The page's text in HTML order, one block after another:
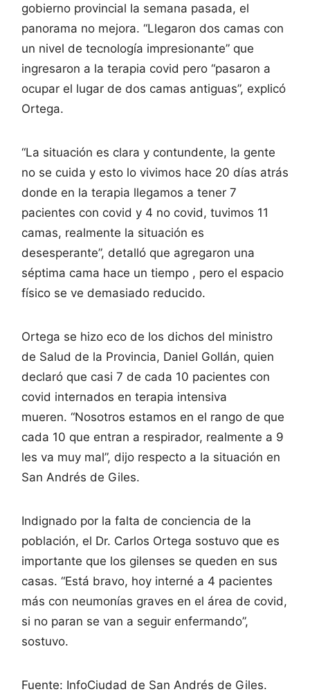
gobierno provincial la semana pasada, el
panorama no mejora. “Llegaron dos camas con
un nivel de tecnología impresionante” que
ingresaron a la terapia covid pero “pasaron a
ocupar el lugar de dos camas antiguas”, explicó
Ortega.
“La situación es clara y contundente, la gente
no se cuida y esto lo vivimos hace 20 días atrás
donde en la terapia llegamos a tener 7
pacientes con covid y 4 no covid, tuvimos 11
camas, realmente la situación es
desesperante”, detalló que agregaron una
séptima cama hace un tiempo , pero el espacio
físico se ve demasiado reducido.
Ortega se hizo eco de los dichos del ministro
de Salud de la Provincia, Daniel Gollán, quien
declaró que casi 7 de cada 10 pacientes con
covid internados en terapia intensiva
mueren. “Nosotros estamos en el rango de que
cada 10 que entran a respirador, realmente a 9
les va muy mal”, dijo respecto a la situación en
San Andrés de Giles.
Indignado por la falta de conciencia de la
población, el Dr. Carlos Ortega sostuvo que es
importante que los gilenses se queden en sus
casas. “Está bravo, hoy interné a 4 pacientes
más con neumonías graves en el área de covid,
si no paran se van a seguir enfermando”,
sostuvo.
Fuente: InfoCiudad de San Andrés de Giles.